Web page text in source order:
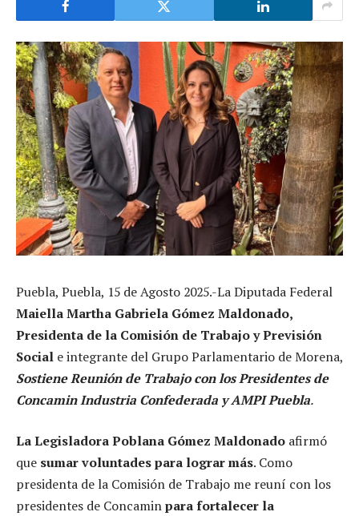
Puebla, Puebla, 15 de Agosto 2025.-La Diputada Federal
Maiella Martha Gabriela Gómez Maldonado,
Presidenta de la Comisión de Trabajo y Previsión
Social e integrante del Grupo Parlamentario de Morena,
Sostiene Reunión de Trabajo con los Presidentes de
Concamin Industria Confederada y AMPI Puebla.
La Legisladora Poblana Gómez Maldonado afirmó
que sumar voluntades para lograr más. Como
presidenta de la Comisión de Trabajo me reuní con los
presidentes de Concaminpara fortalecer la